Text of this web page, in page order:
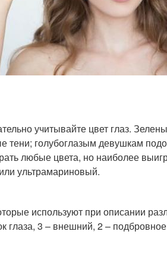
учитывайте цвет глаз.
голубоглазым девушкам
любые цвета, но наиболее
ультрамариновый.
используют при описании
глаза, 3 – внешний, 2 –